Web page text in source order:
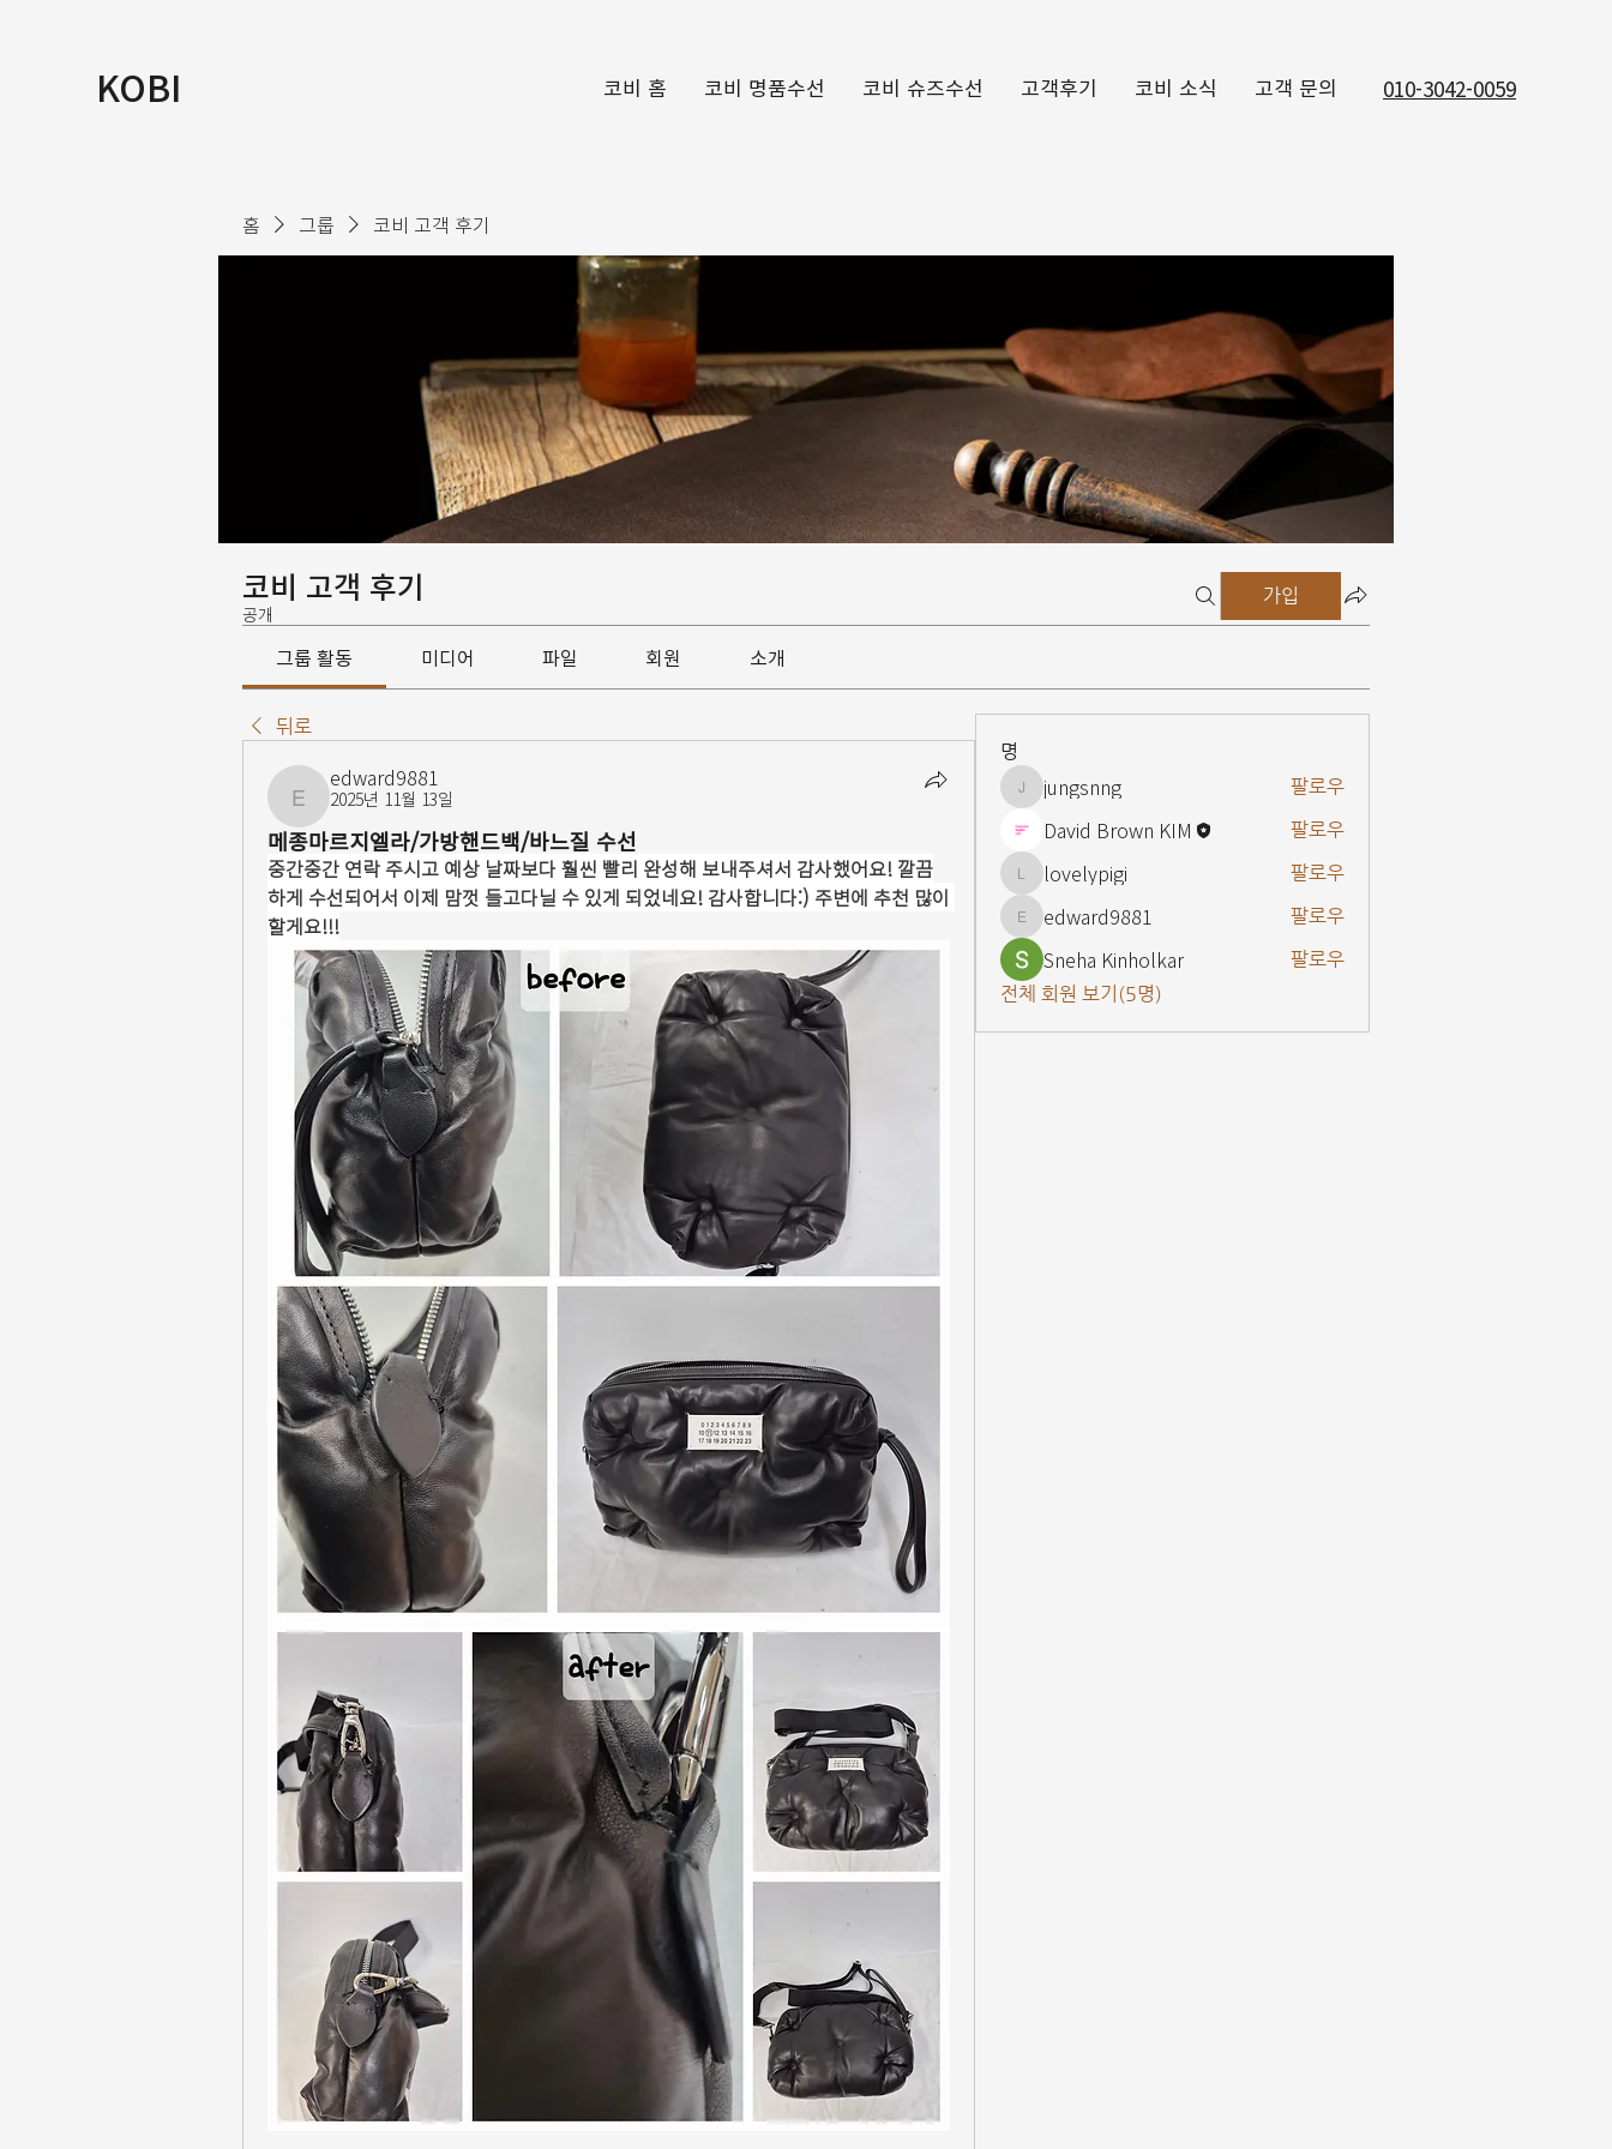
KOBI 코비 홈 코비 명품수선 코비 슈즈수선 고객후기 코비 소식 고객 문의 010-3042-0059
홈 그룹 코비 고객 후기
코비 고객 후기
공개
가입
그룹 활동 미디어 파일 회원 소개
뒤로
edward9881
edward9881
2025년 11월 13일
메종마르지엘라/가방핸드백/바느질 수선
중간중간 연락 주시고 예상 날짜보다 훨씬 빨리 완성해 보내주셔서 감사했어요! 깔끔
하게 수선되어서 이제 맘껏 들고다닐 수 있게 되었네요! 감사합니다:) 주변에 추천 많이
할게요!!!
명
jungsnng
jungsnng 팔로우
David Brown KIM 팔로우
lovelypigi
lovelypigi 팔로우
edward9881
edward9881 팔로우
Sneha Kinholkar
팔로우
전체 회원 보기(5명)